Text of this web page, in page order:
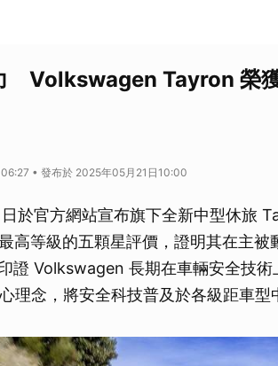
Volkswagen Tayron 榮
• 發布於 2025年05月21日10:00
於官方網站宣布旗下全新中型休旅
高等級的五顆星評價，證明其在主被
證 Volkswagen 長期在車輛安全技術
理念，將安全科技普及於各級距車型